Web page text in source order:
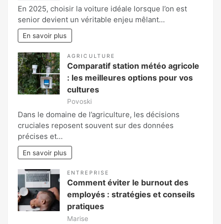
En 2025, choisir la voiture idéale lorsque l’on est
senior devient un véritable enjeu mêlant…
En savoir plus
AGRICULTURE
Comparatif station météo agricole
: les meilleures options pour vos
cultures
Povoski
Dans le domaine de l’agriculture, les décisions
cruciales reposent souvent sur des données
précises et…
En savoir plus
ENTREPRISE
Comment éviter le burnout des
employés : stratégies et conseils
pratiques
Marise